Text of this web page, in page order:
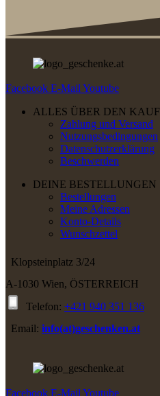
Facebook E-Mail Youtube
ALLES ÜBER DEN KAUF
Zahlung und Versand
Nutzungsbedingungen
Datenschutzerklärung
Beschwerden
DEINE BESTELLUNGEN
Bestellungen
Meine Adressen
Konto-Details
Wunschzettel
Klopsteinplatz 3/24
A-1030 Wien, ÖSTERREICH
Telefon: +421 940 351 136
Email: info(at)geschenken.at
Facebook E-Mail Youtube